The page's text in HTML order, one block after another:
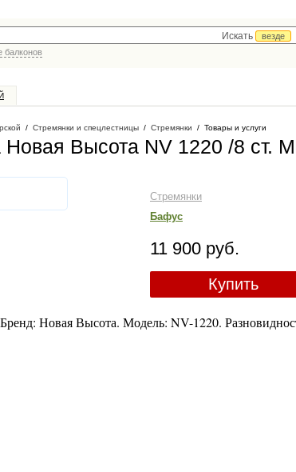
Искать
везде
балконов
/ Стремянки и спецлестницы / Стремянки / Товары и услуги
Высота NV 1220 /8 ст.
Стремянки
Бафус
11 900 руб.
Купить
Новая Высота. Модель: NV-1220.